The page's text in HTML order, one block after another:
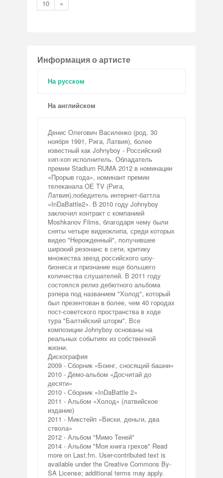
10 »
Информация о артисте
На русском
На английском
Денис Олегович Василенко (род. 30
ноября 1991, Рига, Латвия), более
известный как Johnyboy - Росcийский
хип-хоп исполнитель. Обладатель
премии Stadium RUMA 2012 в номинации
«Прорыв года», номинант премии
телеканала OE TV (Рига,
Латвия),победитель интернет-баттла
«InDaBattle2». В 2010 году Johnyboy
заключил контракт с компанией
Moshkanov Films, благодаря чему были
сняты четыре видеоклипа, среди которых
видео "Нерожденный", получившее
широкий резонанс в сети, критику
множества звезд российского шоу-
бизнеса и признание еще большего
количества слушателей. В 2011 году
состоялся релиз дебютного альбома
рэпера под названием "Холод", который
был презентован в более, чем 40 городах
пост-советского пространства в ходе
тура "Балтийский шторм". Все
композиции Johnyboy основаны на
реальных событиях из собственной
жизни.
Дискография
2009 - Сборник «Боинг, сносящий башни»
2010 - Демо-альбом «Досчитай до
десяти»
2010 - Сборник «InDaBattle 2»
2011 - Альбом «Холод» (латвийское
издание)
2011 - Микстейп «Виски, деньги, два
ствола»
2012 - Альбом "Мимо Теней"
2014 - Альбом "Моя книга грехов" Read
more on Last.fm. User-contributed text is
available under the Creative Commons By-
SA License; additional terms may apply.